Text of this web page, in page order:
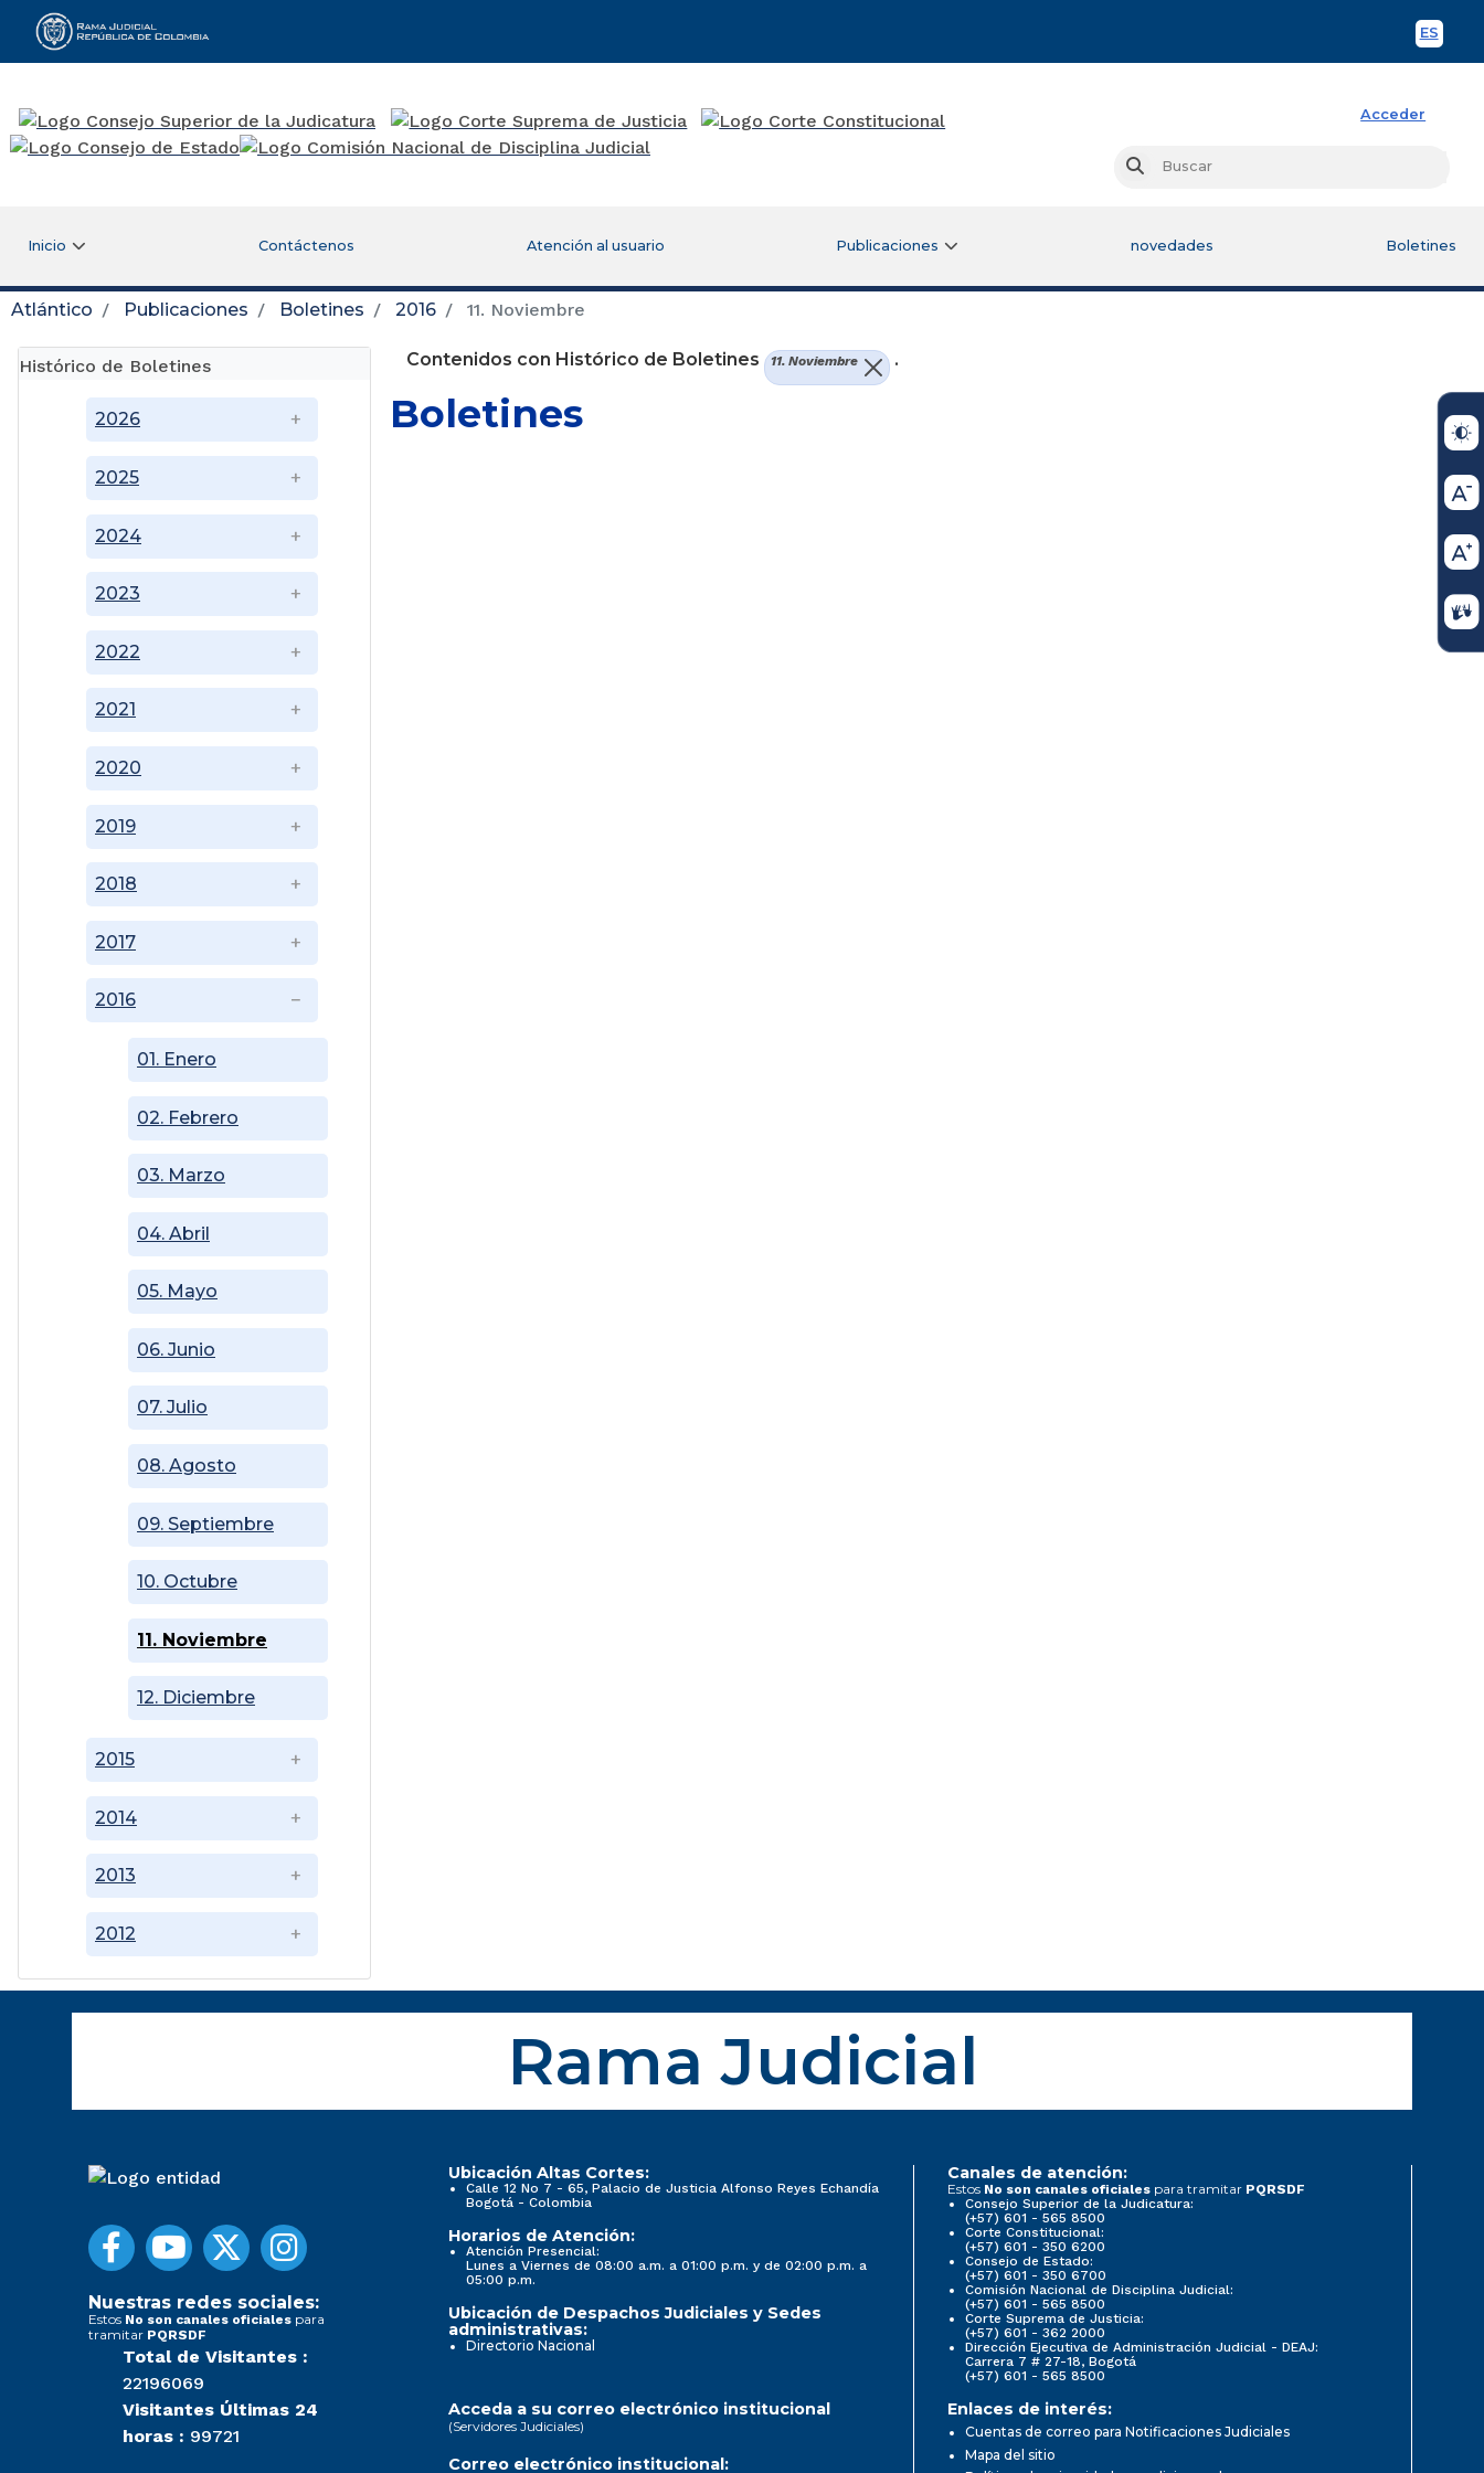
ES
Rama Judicial
Acceder
Buscar
Inicio Contáctenos Atención al usuario Publicaciones novedades Boletines
Atlántico Publicaciones Boletines 2016 11. Noviembre
Histórico de Boletines
2012
2013
2014
2015
2016
01. Enero
02. Febrero
03. Marzo
04. Abril
05. Mayo
06. Junio
07. Julio
08. Agosto
09. Septiembre
10. Octubre
11. Noviembre
12. Diciembre
2017
2018
2019
2020
2021
2022
2023
2024
2025
2026
Contenidos con Histórico de Boletines 11. Noviembre .
Boletines
Rama Judicial
Nuestras redes sociales:
Estos No son canales oficiales para
tramitar PQRSDF
Total de Visitantes :
22196069
Visitantes Últimas 24
horas : 99721
Ubicación Altas Cortes:
Calle 12 No 7 - 65, Palacio de Justicia Alfonso Reyes Echandía
Bogotá - Colombia
Horarios de Atención:
Atención Presencial:
Lunes a Viernes de 08:00 a.m. a 01:00 p.m. y de 02:00 p.m. a
05:00 p.m.
Ubicación de Despachos Judiciales y Sedes
administrativas:
Directorio Nacional
Canales de atención:
Estos No son canales oficiales para tramitar PQRSDF
Consejo Superior de la Judicatura:
(+57) 601 - 565 8500
Corte Constitucional:
(+57) 601 - 350 6200
Consejo de Estado:
(+57) 601 - 350 6700
Comisión Nacional de Disciplina Judicial:
(+57) 601 - 565 8500
Corte Suprema de Justicia:
(+57) 601 - 362 2000
Dirección Ejecutiva de Administración Judicial - DEAJ:
Carrera 7 # 27-18, Bogotá
(+57) 601 - 565 8500
Acceda a su correo electrónico institucional
(Servidores Judiciales)
Correo electrónico institucional:
Enlaces de interés:
Cuentas de correo para Notificaciones Judiciales
Mapa del sitio